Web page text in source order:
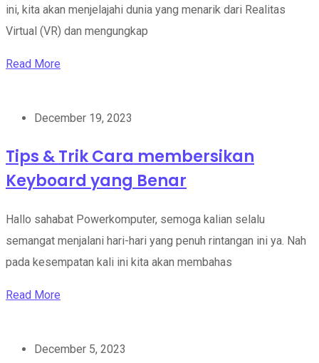
ini, kita akan menjelajahi dunia yang menarik dari Realitas
Virtual (VR) dan mengungkap
Read More
December 19, 2023
Tips & Trik Cara membersikan
Keyboard yang Benar
Hallo sahabat Powerkomputer, semoga kalian selalu
semangat menjalani hari-hari yang penuh rintangan ini ya. Nah
pada kesempatan kali ini kita akan membahas
Read More
December 5, 2023